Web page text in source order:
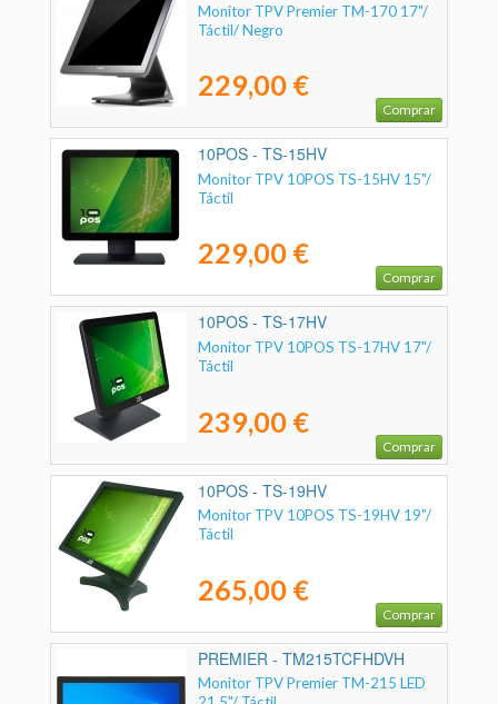
Monitor TPV Premier TM-170 17"/
Táctil/ Negro
229,00 €
Comprar
10POS - TS-15HV
Monitor TPV 10POS TS-15HV 15"/
Táctil
229,00 €
Comprar
10POS - TS-17HV
Monitor TPV 10POS TS-17HV 17"/
Táctil
239,00 €
Comprar
10POS - TS-19HV
Monitor TPV 10POS TS-19HV 19"/
Táctil
265,00 €
Comprar
PREMIER - TM215TCFHDVH
Monitor TPV Premier TM-215 LED